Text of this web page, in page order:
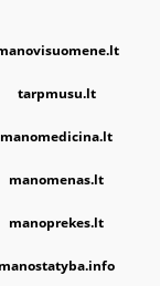
tarpmusu.lt
manomedicina.lt
manomenas.lt
manoprekes.lt
manostatyba.info